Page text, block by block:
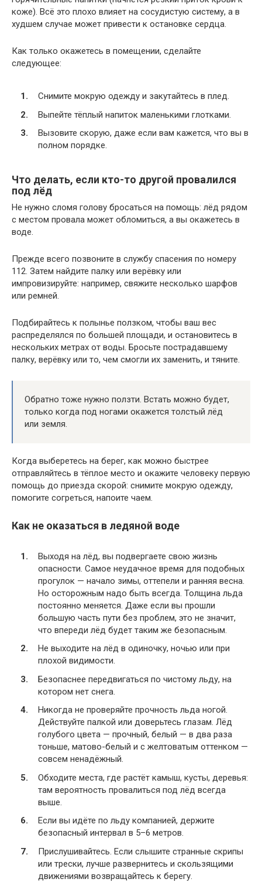
коже). Всё это плохо влияет на сосудистую систему, а в
худшем случае может привести к остановке сердца.
Как только окажетесь в помещении, сделайте
следующее:
Снимите мокрую одежду и закутайтесь в плед.
Выпейте тёплый напиток маленькими глотками.
Вызовите скорую, даже если вам кажется, что вы в
полном порядке.
Что делать, если кто-то другой провалился
под лёд
Не нужно сломя голову бросаться на помощь: лёд рядом
с местом провала может обломиться, а вы окажетесь в
воде.
Прежде всего позвоните в службу спасения по номеру
112. Затем найдите палку или верёвку или
импровизируйте: например, свяжите несколько шарфов
или ремней.
Подбирайтесь к полынье ползком, чтобы ваш вес
распределялся по большей площади, и остановитесь в
нескольких метрах от воды. Бросьте пострадавшему
палку, верёвку или то, чем смогли их заменить, и тяните.
Обратно тоже нужно ползти. Встать можно будет,
только когда под ногами окажется толстый лёд
или земля.
Когда выберетесь на берег, как можно быстрее
отправляйтесь в тёплое место и окажите человеку первую
помощь до приезда скорой: снимите мокрую одежду,
помогите согреться, напоите чаем.
Как не оказаться в ледяной воде
Выходя на лёд, вы подвергаете свою жизнь
опасности. Самое неудачное время для подобных
прогулок — начало зимы, оттепели и ранняя весна.
Но осторожным надо быть всегда. Толщина льда
постоянно меняется. Даже если вы прошли
большую часть пути без проблем, это не значит,
что впереди лёд будет таким же безопасным.
Не выходите на лёд в одиночку, ночью или при
плохой видимости.
Безопаснее передвигаться по чистому льду, на
котором нет снега.
Никогда не проверяйте прочность льда ногой.
Действуйте палкой или доверьтесь глазам. Лёд
голубого цвета — прочный, белый — в два раза
тоньше, матово-белый и с желтоватым оттенком —
совсем ненадёжный.
Обходите места, где растёт камыш, кусты, деревья:
там вероятность провалиться под лёд всегда
выше.
Если вы идёте по льду компанией, держите
безопасный интервал в 5–6 метров.
Прислушивайтесь. Если слышите странные скрипы
или трески, лучше развернитесь и скользящими
движениями возвращайтесь к берегу.